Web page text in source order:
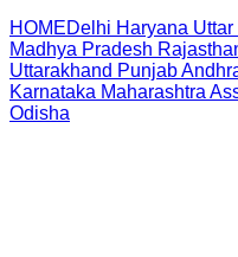
HOMEDelhi Haryana Uttar
Madhya Pradesh
Uttarakhand Punjab
Karnataka Maharashtra
Odisha